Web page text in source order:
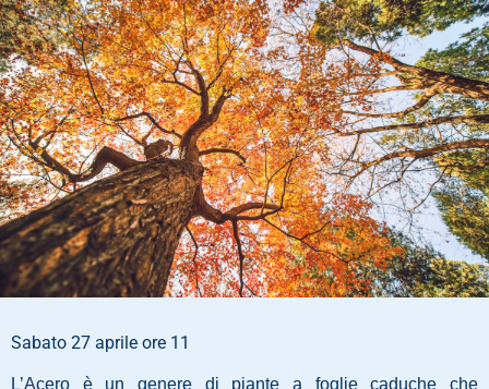
Sabato 27 aprile ore 11
L’Acero è un genere di piante a foglie caduche che